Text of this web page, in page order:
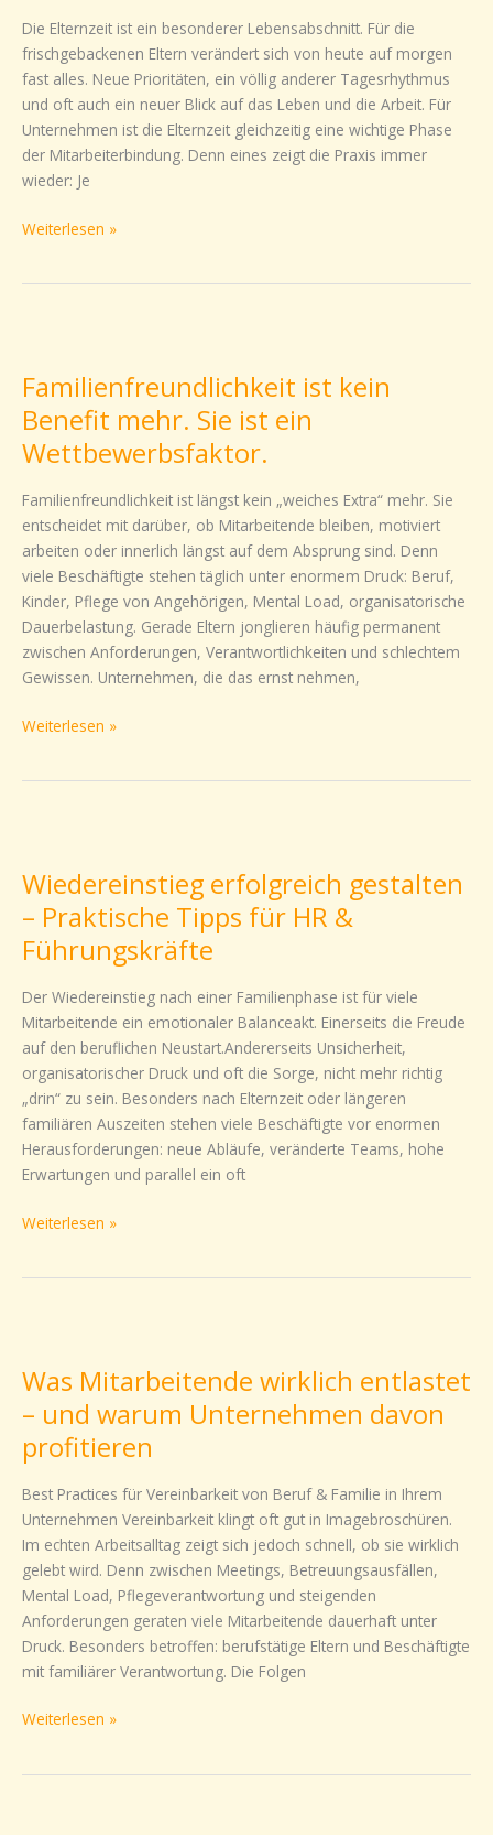
Die Elternzeit ist ein besonderer Lebensabschnitt. Für die
frischgebackenen Eltern verändert sich von heute auf morgen
fast alles. Neue Prioritäten, ein völlig anderer Tagesrhythmus
und oft auch ein neuer Blick auf das Leben und die Arbeit. Für
Unternehmen ist die Elternzeit gleichzeitig eine wichtige Phase
der Mitarbeiterbindung. Denn eines zeigt die Praxis immer
wieder: Je
und
gute
Mitarbeitende
langfristig
binden
Weiterlesen »
Familienfreundlichkeit ist kein
Benefit mehr. Sie ist ein
Wettbewerbsfaktor.
Familienfreundlichkeit ist längst kein „weiches Extra“ mehr. Sie
entscheidet mit darüber, ob Mitarbeitende bleiben, motiviert
arbeiten oder innerlich längst auf dem Absprung sind. Denn
viele Beschäftigte stehen täglich unter enormem Druck: Beruf,
Kinder, Pflege von Angehörigen, Mental Load, organisatorische
Dauerbelastung. Gerade Eltern jonglieren häufig permanent
zwischen Anforderungen, Verantwortlichkeiten und schlechtem
Gewissen. Unternehmen, die das ernst nehmen,
kein
Benefit
mehr.
Sie
ein
Wettbewerbsfaktor.
Weiterlesen »
Wiedereinstieg erfolgreich gestalten
– Praktische Tipps für HR &
Führungskräfte
Der Wiedereinstieg nach einer Familienphase ist für viele
Mitarbeitende ein emotionaler Balanceakt. Einerseits die Freude
auf den beruflichen Neustart.Andererseits Unsicherheit,
organisatorischer Druck und oft die Sorge, nicht mehr richtig
„drin“ zu sein. Besonders nach Elternzeit oder längeren
familiären Auszeiten stehen viele Beschäftigte vor enormen
Herausforderungen: neue Abläufe, veränderte Teams, hohe
Erwartungen und parallel ein oft
gestalten
Praktische
Tipps
HR
&
Führungskräfte
Weiterlesen »
Was Mitarbeitende wirklich entlastet
– und warum Unternehmen davon
profitieren
Best Practices für Vereinbarkeit von Beruf & Familie in Ihrem
Unternehmen Vereinbarkeit klingt oft gut in Imagebroschüren.
Im echten Arbeitsalltag zeigt sich jedoch schnell, ob sie wirklich
gelebt wird. Denn zwischen Meetings, Betreuungsausfällen,
Mental Load, Pflegeverantwortung und steigenden
Anforderungen geraten viele Mitarbeitende dauerhaft unter
Druck. Besonders betroffen: berufstätige Eltern und Beschäftigte
mit familiärer Verantwortung. Die Folgen
wirklich
und
Unternehmen
davon
profitieren
Weiterlesen »